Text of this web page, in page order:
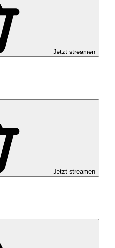
Jetzt streamen
Jetzt streamen